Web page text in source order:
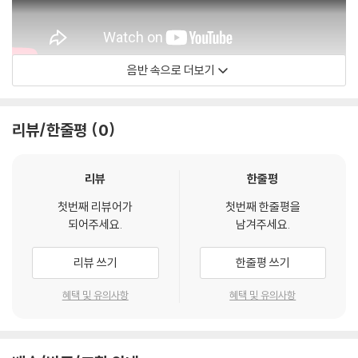
음반 속으로 더보기
리뷰/한줄평 0
리뷰
첫번째 리뷰어가
되어주세요.
리뷰 쓰기
혜택 및 유의사항
한줄평
첫번째 한줄평을
남겨주세요.
한줄평 쓰기
혜택 및 유의사항